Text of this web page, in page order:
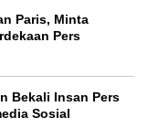
Paris, Minta
Pers
Bekali Insan Pers
Sosial